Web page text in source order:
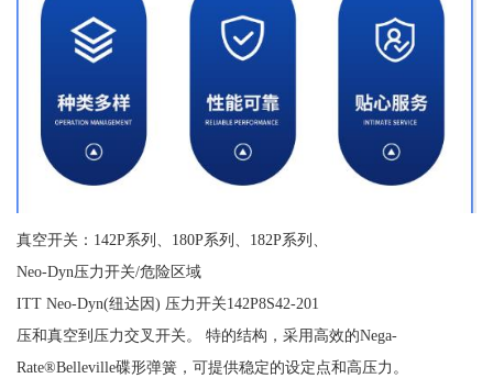
真空开关：142P系列、180P系列、182P系列、
Neo-Dyn压力开关/危险区域
ITT Neo-Dyn(纽达因) 压力开关142P8S42-201
压和真空到压力交叉开关。 特的结构，采用高效的Nega-
Rate®Belleville碟形弹簧，可提供稳定的设定点和高压力。